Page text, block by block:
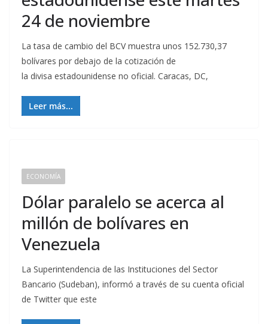
24 de noviembre
La tasa de cambio del BCV muestra unos 152.730,37
bolívares por debajo de la cotización de
la divisa estadounidense no oficial. Caracas, DC,
Leer más...
ECONOMÍA
Dólar paralelo se acerca al
millón de bolívares en
Venezuela
La Superintendencia de las Instituciones del Sector
Bancario (Sudeban), informó a través de su cuenta oficial
de Twitter que este